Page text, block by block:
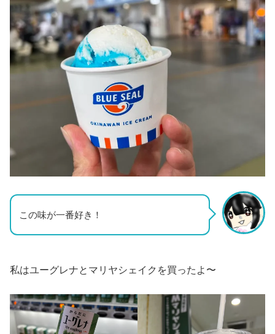
この味が一番好き！
私はユーグレナとマリヤシェイクを買ったよ〜